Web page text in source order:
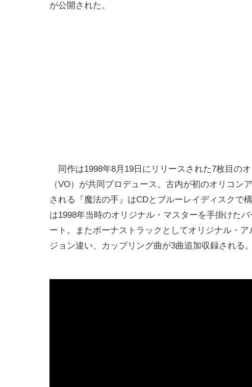
が公開された。
同作は1998年8月19日にリリースされた7枚目の
（VO）が共同プロデュース。​​​​​​​古内が初のオリコ
される『魔法の手』はCDとブルーレイディスクで
は1998年当時のオリジナル・マスターを手掛けた
ート。またボーナストラックとしてオリジナル・
ジョン違い、カップリング曲が3曲追加収録される。